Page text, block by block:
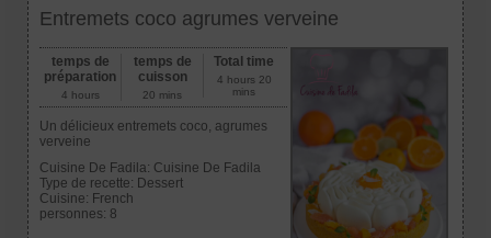
Entremets coco agrumes verveine
temps de
préparation
4 hours
temps de
cuisson
20 mins
Total time
4 hours 20
mins
Un délicieux entremets coco, agrumes
verveine
Cuisine De Fadila: Cuisine De Fadila
Type de recette: Dessert
Cuisine: French
personnes: 8